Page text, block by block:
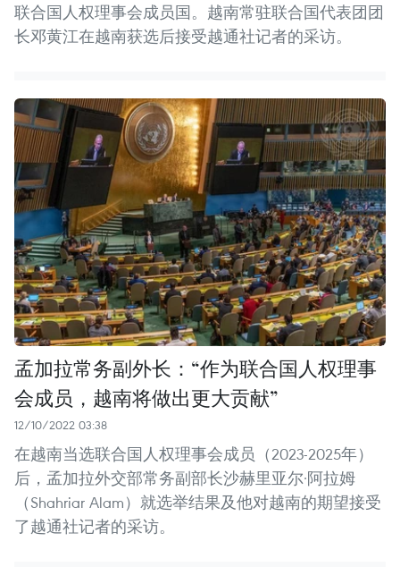
联合国人权理事会成员国。越南常驻联合国代表团团
长邓黄江在越南获选后接受越通社记者的采访。
孟加拉常务副外长：“作为联合国人权理事
会成员，越南将做出更大贡献”
12/10/2022 03:38
在越南当选联合国人权理事会成员（2023-2025年）
后，孟加拉外交部常务副部长沙赫里亚尔·阿拉姆
（Shahriar Alam）就选举结果及他对越南的期望接受
了越通社记者的采访。